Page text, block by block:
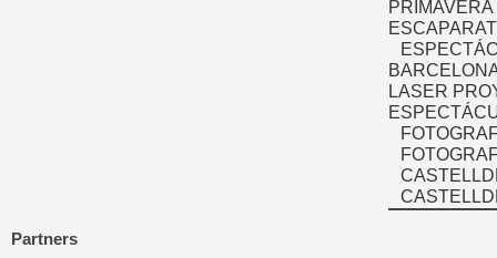
PRIMAVERA
LASER
Partners